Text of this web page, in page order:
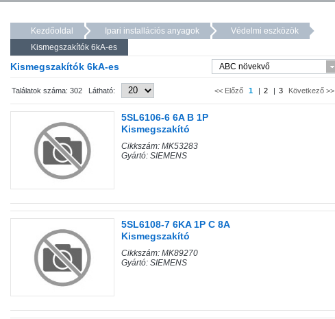
Kezdőoldal Ipari installációs anyagok
Védelmi eszközök
Kismegszakítók 6kA-es
Kismegszakítók 6kA-es
Találatok száma: 302 Látható: << Előző 1 | 2 | 3 Következő >>
5SL6106-6 6A B 1P
Kismegszakító
Cikkszám: MK53283
Gyártó: SIEMENS
5SL6108-7 6KA 1P C 8A
Kismegszakító
Cikkszám: MK89270
Gyártó: SIEMENS